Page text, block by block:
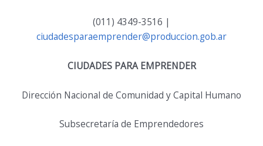
(011) 4349-3516 |
ciudadesparaemprender@produccion.gob.ar
CIUDADES PARA EMPRENDER
Dirección Nacional de Comunidad y Capital Humano
Subsecretaría de Emprendedores